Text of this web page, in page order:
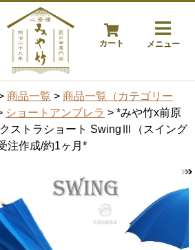
カート メニュー
商品一覧 > 商品一覧（カテゴリー
ショートアンブレラ > *みや竹x前原
ストラショート SwingⅢ（スイング
注作成/約1ヶ月*